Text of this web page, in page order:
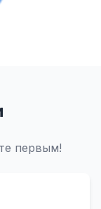
первым!